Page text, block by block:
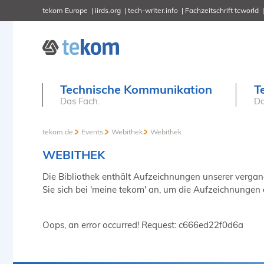
tekom Europe iirds.org tech-writer.info Fachzeitschrift tcworld
Technische Kommunikation
Das Fach.
tekom.de Events Webithek Webithek
WEBITHEK
Die Bibliothek enthält Aufzeichnungen unserer
Sie sich bei 'meine tekom' an, um die Aufzeichnungen
Oops, an error occurred! Request: c666ed22f0d6a